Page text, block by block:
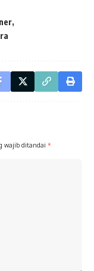
wajib ditandai *